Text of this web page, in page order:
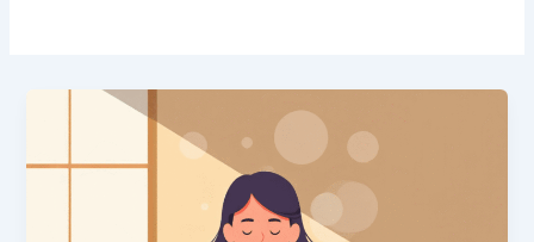
Cohérence
: